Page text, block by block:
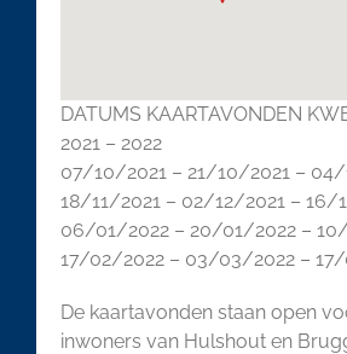
DATUMS KAARTAVONDEN
2021 – 2022
07/10/2021 – 21/10/2021 – 04/
18/11/2021 – 02/12/2021 – 16/
06/01/2022 – 20/01/2022 –
17/02/2022 – 03/03/2022 –
De kaartavonden staan open
inwoners van Hulshout en